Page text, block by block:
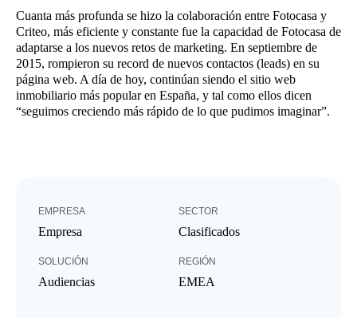
EMPRESA
Empresa
SECTOR
Clasificados
SOLUCIÓN
Audiencias
REGIÓN
EMEA
Cuanta más profunda se hizo la colaboración entre Fotocasa y
Criteo, más eficiente y constante fue la capacidad de Fotocasa de
adaptarse a los nuevos retos de marketing. En septiembre de
2015, rompieron su record de nuevos contactos (leads) en su
página web. A día de hoy, continúan siendo el sitio web
inmobiliario más popular en España, y tal como ellos dicen
“seguimos creciendo más rápido de lo que pudimos imaginar”.